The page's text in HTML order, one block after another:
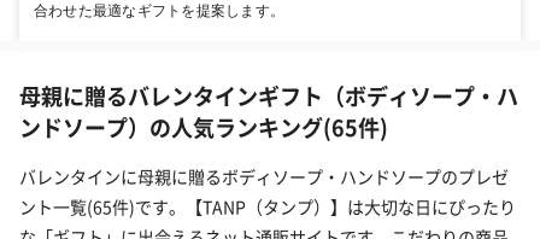
合わせた最適なギフトを提案します。
母親に贈るバレンタインギフト（ボディソープ・ハ
ンドソープ）の人気ランキング(65件)
バレンタインに母親に贈るボディソープ・ハンドソープのプレゼ
ント一覧(65件)です。【TANP（タンプ）】は大切な日にぴったり